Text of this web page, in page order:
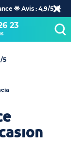
🌟 Avis : 4,9/5 🌟
23
5